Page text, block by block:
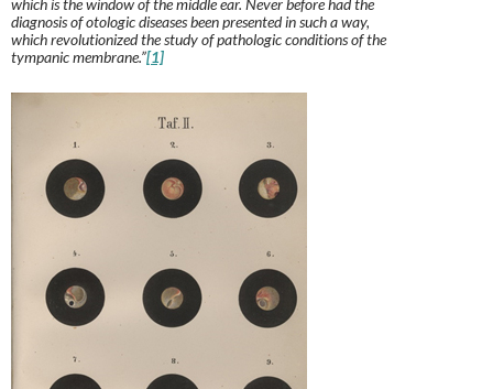
which is the window of the middle ear. Never before had the
diagnosis of otologic diseases been presented in such a way,
which revolutionized the study of pathologic conditions of the
tympanic membrane.”[1]